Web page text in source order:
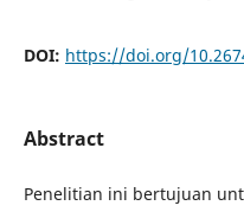
DOI: https://doi.org/
Abstract
Penelitian ini bertujuan